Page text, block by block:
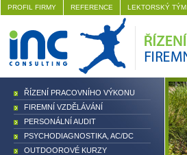
PROFIL FIRMY REFERENCE LEKTORSKÝ TÝM
ŘÍZENÍ PRACOVNÍHO VÝKONU
FIREMNÍ VZDĚLÁVÁNÍ
PERSONÁLNÍ AUDIT
PSYCHODIAGNOSTIKA, AC/DC
OUTDOOROVÉ KURZY